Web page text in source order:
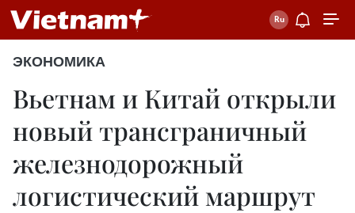
ЭКОНОМИКА
Вьетнам и Китай открыли
новый трансграничный
железнодорожный
логистический маршрут